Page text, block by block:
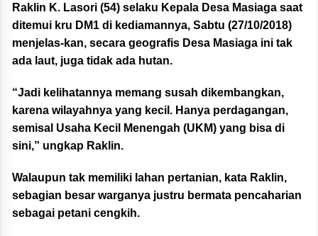
Raklin K. Lasori (54) selaku Kepala Desa Masiaga saat
ditemui kru DM1 di kediamannya, Sabtu (27/10/2018)
menjelas-kan, secara geografis Desa Masiaga ini tak
ada laut, juga tidak ada hutan.
“Jadi kelihatannya memang susah dikembangkan,
karena wilayahnya yang kecil. Hanya perdagangan,
semisal Usaha Kecil Menengah (UKM) yang bisa di
sini,” ungkap Raklin.
Walaupun tak memiliki lahan pertanian, kata Raklin,
sebagian besar warganya justru bermata pencaharian
sebagai petani cengkih.